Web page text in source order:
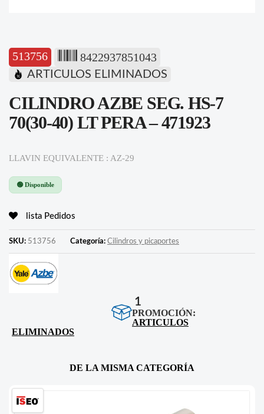
513756 8422937851043
ARTICULOS ELIMINADOS
CILINDRO AZBE SEG. HS-7
70(30-40) LT PERA – 471923
LLAVIN EQUIVALENTE : AZ-29
🟢 Disponible
lista Pedidos
SKU: 513756 Categoría: Cilindros y picaportes
1
PROMOCIÓN:
ARTICULOS
ELIMINADOS
DE LA MISMA CATEGORÍA